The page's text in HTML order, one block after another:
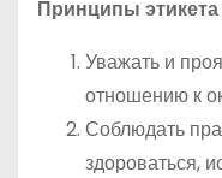
Принципы
Уважать и
отношению к
Соблюдать
здороваться,